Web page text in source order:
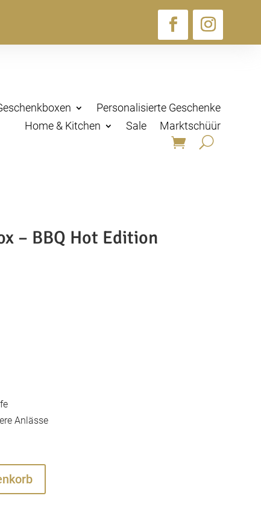
Personalisierte Geschenke
Home & Kitchen
Sale Marktschüür
– BBQ Hot Edition
Anlässe